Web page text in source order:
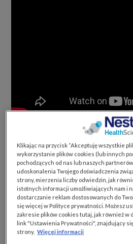
Kiedy pierwszy raz spotykamy
medyczną, nie zawsze
stosować, by była dla nas jak
wsparciem w procesie
zwrócić uwagę?
Po pierwsze, jeśli korzystamy
medycznej w formie płynnej,
Protein, pijmy ją powoli i
Klikając na przycisk “Akceptuję wszystkie
wykorzystanie plików cookies (lub innych
pochodzących od nas lub naszych
udoskonalenia Twojego doświadczenia
strony, mierzenia liczby odwiedzin, jak
istotnych informacji umożliwiających nam i
dostarczanie reklam dostosowanych do
się więcej w Polityce prywatności. Możesz
zakresie plików cookies tutaj, jak również w
link "Ustawienia Prywatności", znajdujący
strony. Więcej informacji